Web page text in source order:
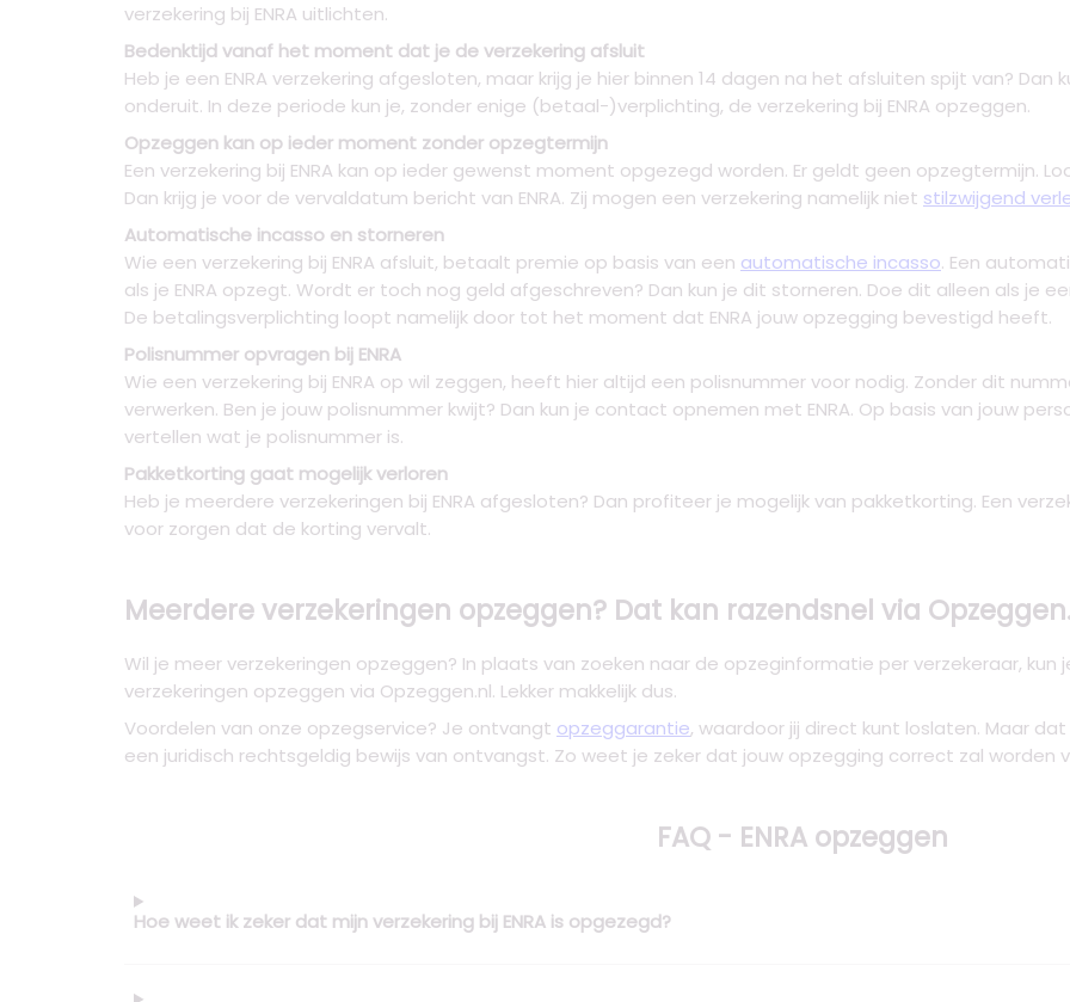
verzekering bij ENRA uitlichten.
Bedenktijd vanaf het moment dat je de verzekering afsluit
Heb je een ENRA verzekering afgesloten, maar krijg je hier binnen 14 dagen na het afsluiten spijt van? Dan
onderuit. In deze periode kun je, zonder enige (betaal-)verplichting, de verzekering bij ENRA opzeggen.
Opzeggen kan op ieder moment zonder opzegtermijn
Een verzekering bij ENRA kan op ieder gewenst moment opgezegd worden. Er geldt geen opzegtermijn.
Dan krijg je voor de vervaldatum bericht van ENRA. Zij mogen een verzekering namelijk niet stilzwijgend
Automatische incasso en storneren
Wie een verzekering bij ENRA afsluit, betaalt premie op basis van een automatische incasso. Een
als je ENRA opzegt. Wordt er toch nog geld afgeschreven? Dan kun je dit storneren. Doe dit alleen als je
De betalingsverplichting loopt namelijk door tot het moment dat ENRA jouw opzegging bevestigd heeft.
Polisnummer opvragen bij ENRA
Wie een verzekering bij ENRA op wil zeggen, heeft hier altijd een polisnummer voor nodig. Zonder dit
verwerken. Ben je jouw polisnummer kwijt? Dan kun je contact opnemen met ENRA. Op basis van jouw
vertellen wat je polisnummer is.
Pakketkorting gaat mogelijk verloren
Heb je meerdere verzekeringen bij ENRA afgesloten? Dan profiteer je mogelijk van pakketkorting. Een
voor zorgen dat de korting vervalt.
Meerdere verzekeringen opzeggen? Dat kan razendsnel via
Wil je meer verzekeringen opzeggen? In plaats van zoeken naar de opzeginformatie per verzekeraar,
verzekeringen opzeggen via Opzeggen.nl. Lekker makkelijk dus.
Voordelen van onze opzegservice? Je ontvangt opzeggarantie, waardoor jij direct kunt loslaten. Maar
een juridisch rechtsgeldig bewijs van ontvangst. Zo weet je zeker dat jouw opzegging correct zal worden
FAQ - ENRA opzeggen
Hoe weet ik zeker dat mijn verzekering bij ENRA is opgezegd?